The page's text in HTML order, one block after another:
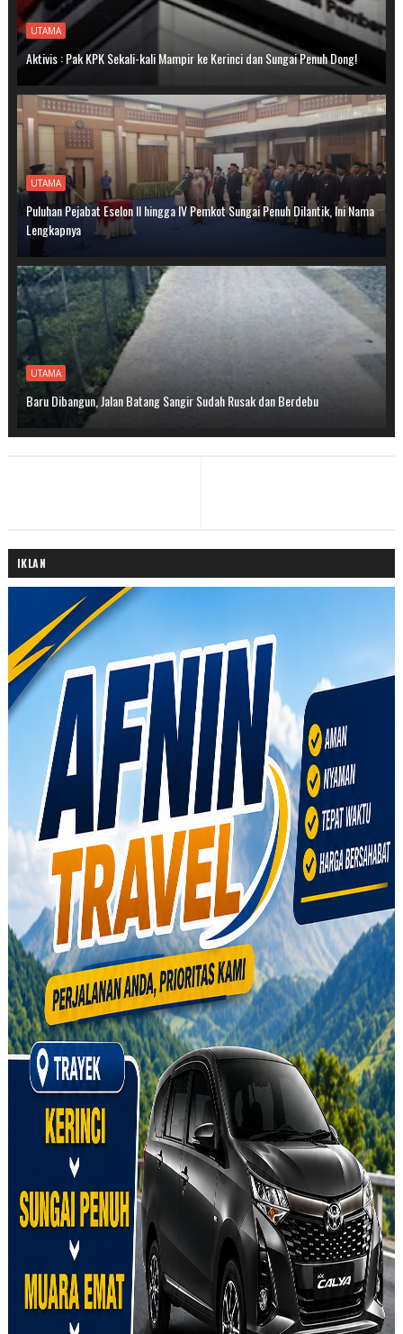
UTAMA
Aktivis : Pak KPK Sekali-kali Mampir ke Kerinci dan Sungai Penuh Dong!
UTAMA
Puluhan Pejabat Eselon II hingga IV Pemkot Sungai Penuh Dilantik, Ini Nama
Lengkapnya
UTAMA
Baru Dibangun, Jalan Batang Sangir Sudah Rusak dan Berdebu
IKLAN